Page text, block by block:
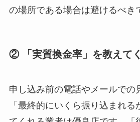
の場所である場合は避けるべき
② 「実質換金率」を教えて
申し込み前の電話やメールでの
「最終的にいくら振り込まれる